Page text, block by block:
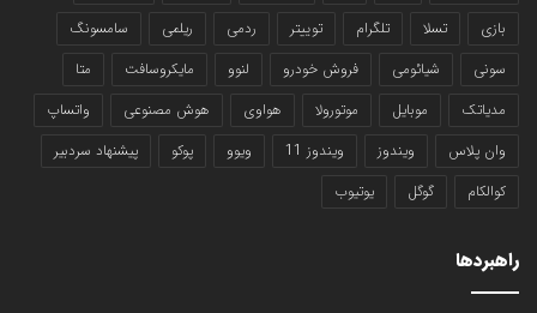
بازی
تسلا تلگرام توییتر ردمی ریلمی
سامسونگ
سونی
شیائومی فروش خودرو لنوو مایکروسافت
متا
مدیاتک
موبایل موتورولا هواوی هوش مصنوعی
واتساپ
وان پلاس
ویندوز ویندوز 11 ویوو پوکو
پیشنهاد سردبیر
کوالکام
گوگل یوتیوب
راهبردها